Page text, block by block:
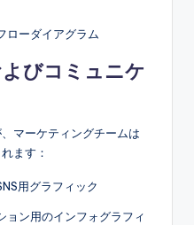
ローダイアグラム
びコミュニケ
マーケティングチームは
ます：
用グラフィック
ョン用のインフォグラフィ